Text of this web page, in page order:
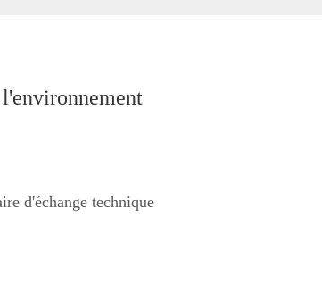
d'échange technique